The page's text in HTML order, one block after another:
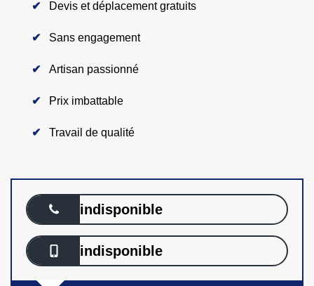
Devis et déplacement gratuits
Sans engagement
Artisan passionné
Prix imbattable
Travail de qualité
indisponible
indisponible